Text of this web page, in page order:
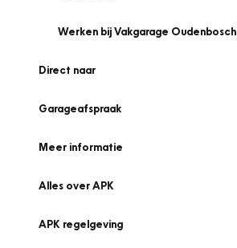
Werken bij Vakgarage Oudenbosch
Direct naar
Garageafspraak
Meer informatie
Alles over APK
APK regelgeving